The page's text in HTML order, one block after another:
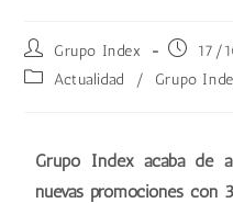
Grupo Index
17/
Actualidad
/ Grupo
Grupo Index acaba de
nuevas promociones con